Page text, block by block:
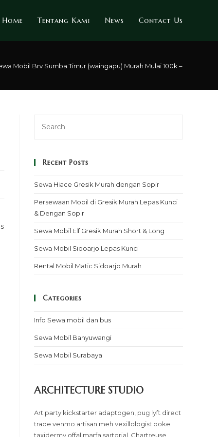
Home Tentang Kami News Contact Us
Mobil Brv Sumba Timur (waingapu) Murah Mulai 100k – Sopir &
Recent Posts
Sewa Hiace Gresik Murah dengan Sopir
Persewaan Mobil di Gresik Murah Lepas Kunci
& Dengan Sopir
Sewa Mobil Elf Gresik Murah Short & Long
Sewa Mobil Sidoarjo Lepas Kunci
Rental Mobil Matic Sidoarjo Murah
Categories
Info Sewa mobil dan bus
Sewa Mobil Banyuwangi
Sewa Mobil Surabaya
ARCHITECTURE STUDIO
Art party kickstarter adaptogen, pug lyft direct
trade venmo artisan meh vexillologist poke
taxidermy offal marfa sartorial. Chartreuse